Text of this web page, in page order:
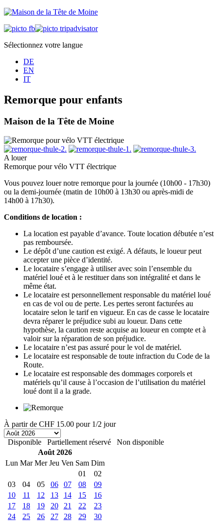
Sélectionnez votre langue
DE
EN
IT
Remorque pour enfants
Maison de la Tête de Moine
A louer
Remorque pour vélo VTT électrique
Vous pouvez louer notre remorque pour la journée (10h00 - 17h30)
ou la demi-journée (matin de 10h00 à 13h30 ou après-midi de
14h00 à 17h30).
Conditions de location :
La location est payable d’avance. Toute location débutée n’est
pas remboursée.
Le dépôt d’une caution est exigé. A défauts, le loueur peut
accepter une pièce d’identité.
Le locataire s’engage à utiliser avec soin l’ensemble du
matériel loué et à le restituer dans son intégralité et dans le
même état.
Le locataire est personnellement responsable du matériel loué
en cas de vol ou de perte. Les pertes seront facturées au
locataire selon le tarif en vigueur. En cas de casse le locataire
devra réparer le préjudice subi au loueur. Dans cette
hypothèse, la caution reste acquise au loueur en compte et à
valoir sur la réparation de son préjudice.
Le locataire n’est pas assuré pour le vol de matériel.
Le locataire est responsable de toute infraction du Code de la
Route.
Le locataire est responsable des dommages corporels et
matériels qu’il cause à l’occasion de l’utilisation du matériel
loué dont il a la grade.
À partir de CHF 15.00 pour 1/2 jour
Disponible Partiellement réservé
Non disponible
Août 2026
Lun Mar Mer Jeu Ven Sam Dim
01
02
03
04 05 06 07 08
09
10
11 12 13 14 15
16
17
18 19 20 21 22
23
24
25 26 27 28 29
30